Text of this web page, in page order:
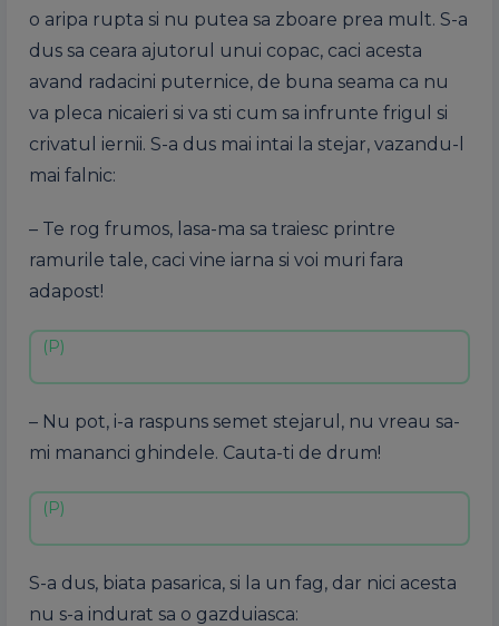
o aripa rupta si nu putea sa zboare prea mult. S-a
dus sa ceara ajutorul unui copac, caci acesta
avand radacini puternice, de buna seama ca nu
va pleca nicaieri si va sti cum sa infrunte frigul si
crivatul iernii. S-a dus mai intai la stejar, vazandu-l
mai falnic:
– Te rog frumos, lasa-ma sa traiesc printre
ramurile tale, caci vine iarna si voi muri fara
adapost!
– Nu pot, i-a raspuns semet stejarul, nu vreau sa-
mi mananci ghindele. Cauta-ti de drum!
S-a dus, biata pasarica, si la un fag, dar nici acesta
nu s-a indurat sa o gazduiasca: